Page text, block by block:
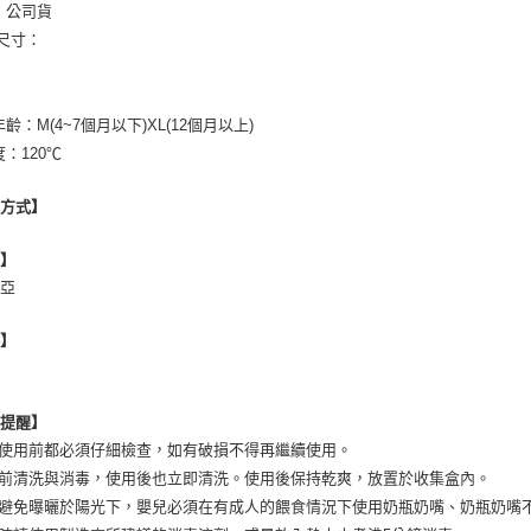
公司貨
寸：
齡：M(4~7個月以下)XL(12個月以上)
：120℃
式】
醒】
用前都必須仔細檢查，如有破損不得再繼續使用。
清洗與消毒，使用後也立即清洗。使用後保持乾爽，放置於收集盒內。
免曝曬於陽光下，嬰兒必須在有成人的餵食情況下使用奶瓶奶嘴、奶瓶奶嘴